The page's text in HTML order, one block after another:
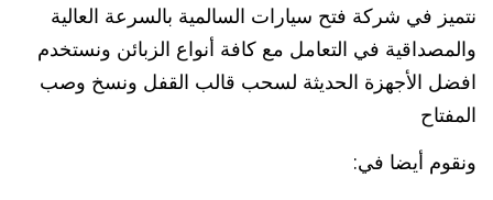
نتميز في شركة فتح سيارات السالمية بالسرعة العالية
والمصداقية في التعامل مع كافة أنواع الزبائن ونستخدم
افضل الأجهزة الحديثة لسحب قالب القفل ونسخ وصب
المفتاح
ونقوم أيضا في: